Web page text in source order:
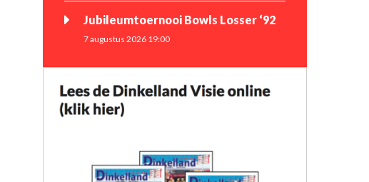
Jubileumtoernooi Bowls Losser ‘92
7 augustus 2026 19:00